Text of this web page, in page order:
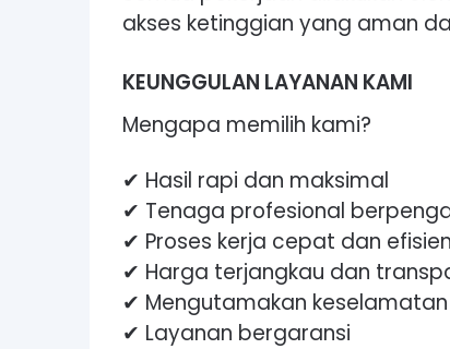
akses ketinggian yang aman
KEUNGGULAN LAYANAN KAMI
Mengapa memilih kami?
✔ Hasil rapi dan maksimal
✔ Tenaga profesional
✔ Proses kerja cepat dan efisien
✔ Harga terjangkau dan
✔ Mengutamakan
✔ Layanan bergaransi